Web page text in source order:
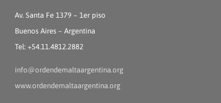
Av. Santa Fe 1379 – 1er piso
Buenos Aires – Argentina
Tel: +54.11.4812.2882
info@ordendemaltaargentina.org
www.ordendemaltaargentina.org